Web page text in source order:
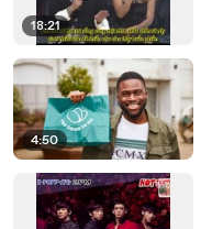
18:21
4:50